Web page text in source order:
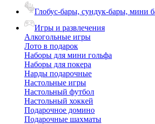
Глобус-бары, сундук-бары, мини
Игры и развлечения
Алкогольные игры
Лото в подарок
Наборы для мини гольфа
Наборы для покера
Нарды подарочные
Настольные игры
Настольный футбол
Настольный хоккей
Подарочное домино
Подарочные шахматы